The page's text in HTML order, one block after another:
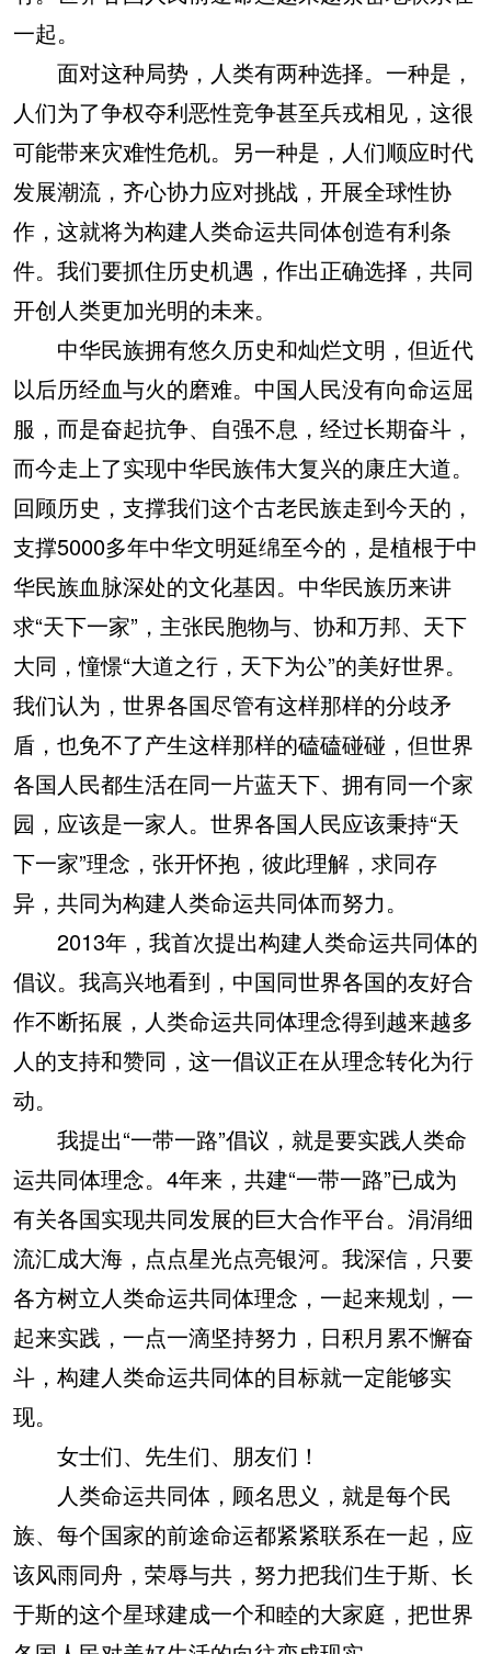
一起。
面对这种局势，人类有两种选择。一种是，
人们为了争权夺利恶性竞争甚至兵戎相见，这很
可能带来灾难性危机。另一种是，人们顺应时代
发展潮流，齐心协力应对挑战，开展全球性协
作，这就将为构建人类命运共同体创造有利条
件。我们要抓住历史机遇，作出正确选择，共同
开创人类更加光明的未来。
中华民族拥有悠久历史和灿烂文明，但近代
以后历经血与火的磨难。中国人民没有向命运屈
服，而是奋起抗争、自强不息，经过长期奋斗，
而今走上了实现中华民族伟大复兴的康庄大道。
回顾历史，支撑我们这个古老民族走到今天的，
支撑5000多年中华文明延绵至今的，是植根于中
华民族血脉深处的文化基因。中华民族历来讲
求“天下一家”，主张民胞物与、协和万邦、天下
大同，憧憬“大道之行，天下为公”的美好世界。
我们认为，世界各国尽管有这样那样的分歧矛
盾，也免不了产生这样那样的磕磕碰碰，但世界
各国人民都生活在同一片蓝天下、拥有同一个家
园，应该是一家人。世界各国人民应该秉持“天
下一家”理念，张开怀抱，彼此理解，求同存
异，共同为构建人类命运共同体而努力。
2013年，我首次提出构建人类命运共同体的
倡议。我高兴地看到，中国同世界各国的友好合
作不断拓展，人类命运共同体理念得到越来越多
人的支持和赞同，这一倡议正在从理念转化为行
动。
我提出“一带一路”倡议，就是要实践人类命
运共同体理念。4年来，共建“一带一路”已成为
有关各国实现共同发展的巨大合作平台。涓涓细
流汇成大海，点点星光点亮银河。我深信，只要
各方树立人类命运共同体理念，一起来规划，一
起来实践，一点一滴坚持努力，日积月累不懈奋
斗，构建人类命运共同体的目标就一定能够实
现。
女士们、先生们、朋友们！
人类命运共同体，顾名思义，就是每个民
族、每个国家的前途命运都紧紧联系在一起，应
该风雨同舟，荣辱与共，努力把我们生于斯、长
于斯的这个星球建成一个和睦的大家庭，把世界